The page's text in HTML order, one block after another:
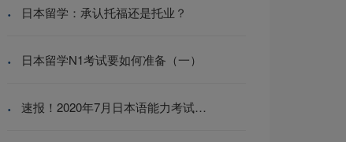
· 日本留学：承认托福还是托业？
· 日本留学N1考试要如何准备（一）
· 速报！2020年7月日本语能力考试（JLPT）取消